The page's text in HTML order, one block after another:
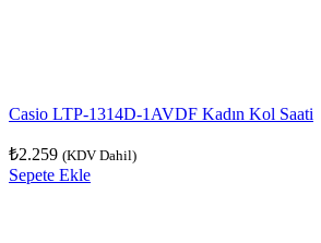
Casio LTP-1314D-1AVDF Kadın Kol Saati
₺2.259 (KDV Dahil)
Sepete Ekle